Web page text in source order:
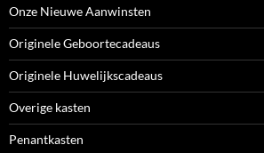
Onze Nieuwe Aanwinsten
Originele Geboortecadeaus
Originele Huwelijkscadeaus
Overige kasten
Penantkasten